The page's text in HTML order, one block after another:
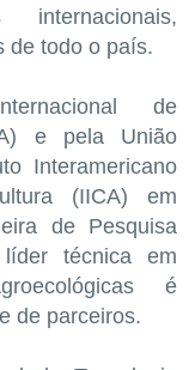
de todo o país.
de
e pela União
Interamericano
(IICA) em
de Pesquisa
líder técnica em
é
de parceiros.